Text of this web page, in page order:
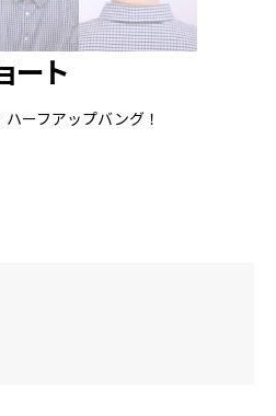
ート
ーフアップバング！